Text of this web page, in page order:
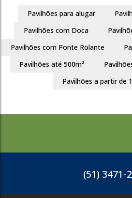
R$
Pavilhões para alugar
Pavilhões com Doca
Pavilhões com Ponte Rolante
Pavilhões até 500m²
Pavilhões a partir de
(51) 3471-